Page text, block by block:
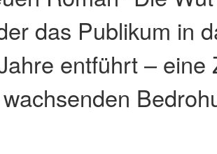
das Publikum in
entführt – eine